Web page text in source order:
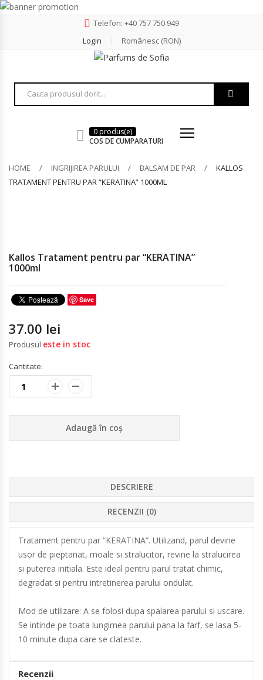
Telefon: +40 757 750 949
Login
Românesc (RON)
0 produs(e)
COS DE CUMPARATURI
HOME INGRIJIREA PARULUI BALSAM DE PAR
KALLOS
TRATAMENT PENTRU PAR “KERATINA” 1000ML
Kallos Tratament pentru par “KERATINA”
1000ml
Save
37.00 lei
Produsul este in stoc
Cantitate:
Adaugă în coș
DESCRIERE
RECENZII (0)
Tratament pentru par “KERATINA”. Utilizand, parul devine
usor de pieptanat, moale si stralucitor, revine la stralucirea
si puterea initiala. Este ideal pentru parul tratat chimic,
degradat si pentru intretinerea parului ondulat.
Mod de utilizare: A se folosi dupa spalarea parului si uscare.
Se intinde pe toata lungimea parului pana la farf, se lasa 5-
10 minute dupa care se clateste.
Recenzii